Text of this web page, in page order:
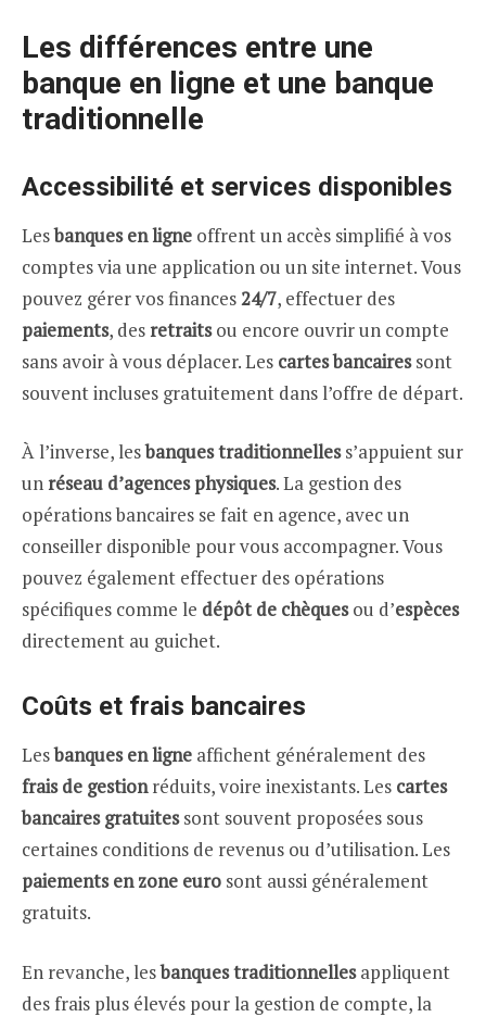
Les différences entre une
banque en ligne et une banque
traditionnelle
Accessibilité et services disponibles
Lesbanques en ligne offrent un accès simplifié à vos
comptes via une application ou un site internet. Vous
pouvez gérer vos finances24/7, effectuer des
paiements, des retraitsou encore ouvrir un compte
sans avoir à vous déplacer. Les cartes bancairessont
souvent incluses gratuitement dans l’offre de départ.
À l’inverse, lesbanques traditionnelless’appuient sur
un réseau d’agences physiques. La gestion des
opérations bancaires se fait en agence, avec un
conseiller disponible pour vous accompagner. Vous
pouvez également effectuer des opérations
spécifiques comme le dépôt de chèquesou d’espèces
directement au guichet.
Coûts et frais bancaires
Lesbanques en ligne affichent généralement des
frais de gestionréduits, voire inexistants. Les cartes
bancaires gratuitessont souvent proposées sous
certaines conditions de revenus ou d’utilisation. Les
paiements en zone euro sont aussi généralement
gratuits.
En revanche, lesbanques traditionnellesappliquent
des frais plus élevés pour la gestion de compte, la